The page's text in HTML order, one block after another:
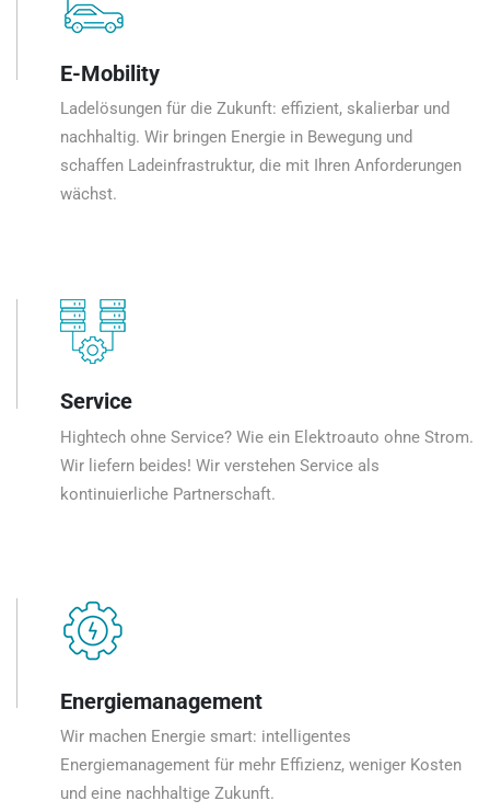
E-Mobility
Ladelösungen für die Zukunft: effizient, skalierbar und
nachhaltig. Wir bringen Energie in Bewegung und
schaffen Ladeinfrastruktur, die mit Ihren Anforderungen
wächst.
Service
Hightech ohne Service? Wie ein Elektroauto ohne Strom.
Wir liefern beides! Wir verstehen Service als
kontinuierliche Partnerschaft.
Energiemanagement
Wir machen Energie smart: intelligentes
Energiemanagement für mehr Effizienz, weniger Kosten
und eine nachhaltige Zukunft.